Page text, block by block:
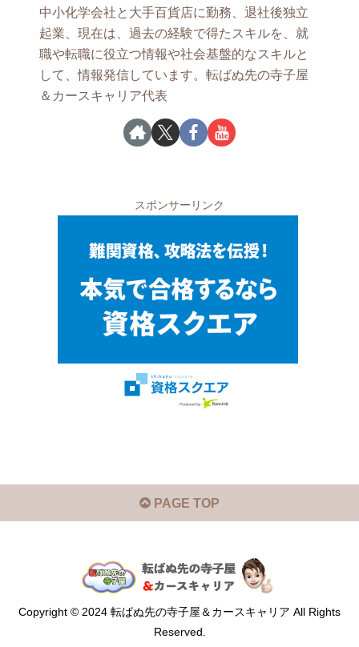
中小化学会社と大手百貨店に勤務、退社後独立
起業、現在は、過去の経験で得たスキルを、就
職や転職に役立つ情報や社会基盤的なスキルと
して、情報発信しています。転ばぬ先の寺子屋
＆カースキャリア代表
スポンサーリンク
PAGE TOP
Copyright © 2024 転ばぬ先の寺子屋＆カースキャリア All Rights
Reserved.